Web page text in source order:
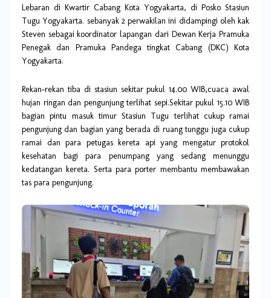
Lebaran di Kwartir Cabang Kota Yogyakarta, di Posko Stasiun
Tugu Yogyakarta. sebanyak 2 perwakilan ini didampingi oleh kak
Steven sebagai koordinator lapangan dari Dewan Kerja Pramuka
Penegak dan Pramuka Pandega tingkat Cabang (DKC) Kota
Yogyakarta.
Rekan-rekan tiba di stasiun sekitar pukul 14.00 WIB,cuaca awal
hujan ringan dan pengunjung terlihat sepi.Sekitar pukul 15.10 WIB
bagian pintu masuk timur Stasiun Tugu terlihat cukup ramai
pengunjung dan bagian yang berada di ruang tunggu juga cukup
ramai dan para petugas kereta api yang mengatur protokol
kesehatan bagi para penumpang yang sedang menunggu
kedatangan kereta. Serta para porter membantu membawakan
tas para pengunjung.